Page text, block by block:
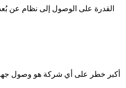
القدرة على الوصول إلى نظام عن
أكبر خطر على أي شركة هو وصول جهة